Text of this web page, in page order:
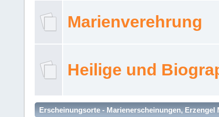
Marienverehrung
Heilige und
Erscheinungsorte - Marienerscheinungen, Erzengel